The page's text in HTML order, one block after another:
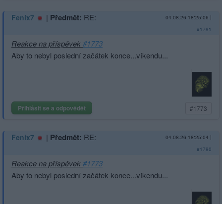
Fenix7 | Předmět: RE: 04.08.26 18:25:06 |
#1791
Reakce na příspěvek#1773
Aby to nebyl poslední začátek konce...víkendu...
Přihlásit se a odpovědět #1773
Fenix7 | Předmět: RE: 04.08.26 18:25:04 |
#1790
Reakce na příspěvek#1773
Aby to nebyl poslední začátek konce...víkendu...